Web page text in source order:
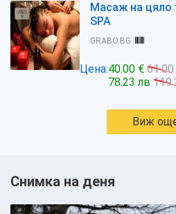
Масаж на цяло
SPA
GRABO.BG
Цена:40.00 €
78.23 лв
Виж
Снимка на деня